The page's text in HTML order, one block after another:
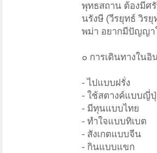
พุทธสถาน ต้องมีศ
นรังษี (วีรยุทธ์ วิรยุ
พม่า อยากมีปัญญา
๐ การเดินทางใน
- ไปแบบฝรั่ง
- ใช้สตางค์แบบญี่
- มีทุนแบบไทย
- ทำใจแบบทิเบต
- สังเกตแบบจีน
- กินแบบแขก